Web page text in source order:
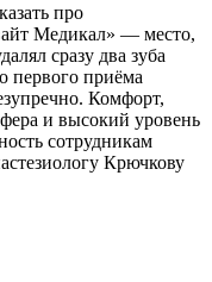
про
Медикал» — место,
сразу два зуба
первого приёма
Комфорт,
и высокий уровень
сотрудникам
Крючкову